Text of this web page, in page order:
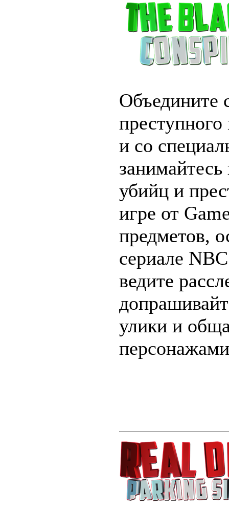
Объедините
и со
убийц и
игре от
предметов,
сериале
ведите
улики и